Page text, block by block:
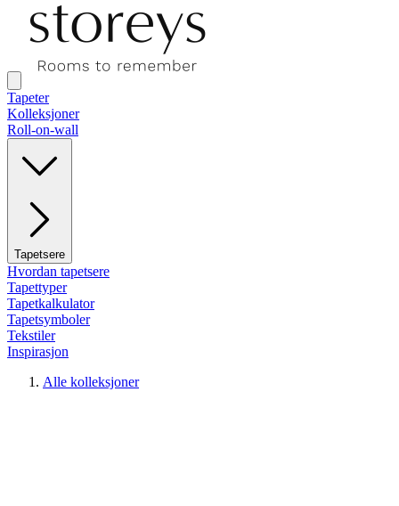
Tapeter
Kolleksjoner
Roll-on-wall
Tapetsere
Hvordan tapetsere
Tapettyper
Tapetkalkulator
Tapetsymboler
Tekstiler
Inspirasjon
Alle kolleksjoner